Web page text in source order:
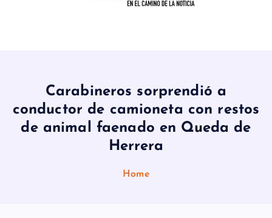
Carabineros sorprendió a
conductor de camioneta con restos
de animal faenado en Queda de
Herrera
Home